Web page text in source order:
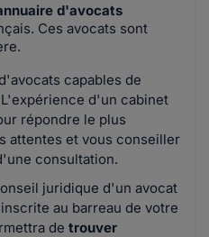
d'avocats
Ces avocats sont
capables de
d'un cabinet
répondre le plus
attentes et vous conseiller
consultation.
juridique d'un avocat
au barreau de votre
de trouver